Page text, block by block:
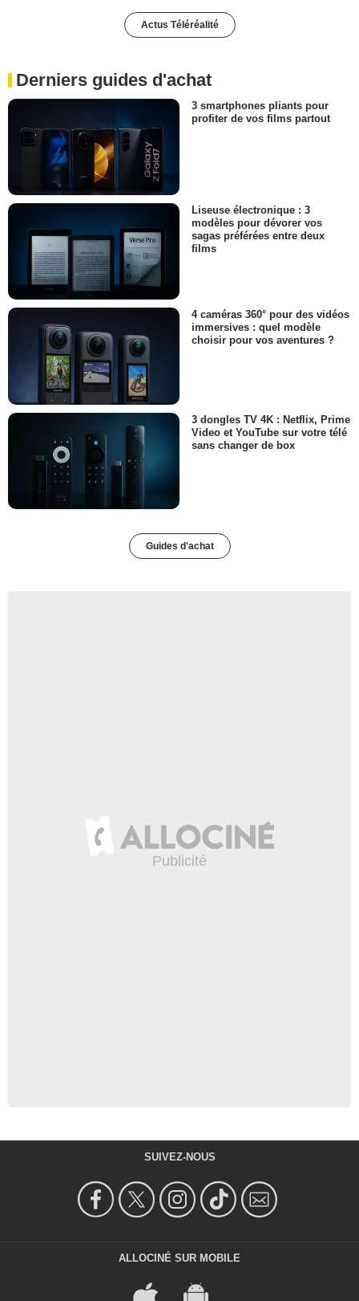
Actus Téléréalité
Derniers guides d'achat
3 smartphones pliants pour
profiter de vos films partout
Liseuse électronique : 3
modèles pour dévorer vos
sagas préférées entre deux
films
4 caméras 360° pour des vidéos
immersives : quel modèle
choisir pour vos aventures ?
3 dongles TV 4K : Netflix, Prime
Video et YouTube sur votre télé
sans changer de box
Guides d'achat
SUIVEZ-NOUS
ALLOCINÉ SUR MOBILE